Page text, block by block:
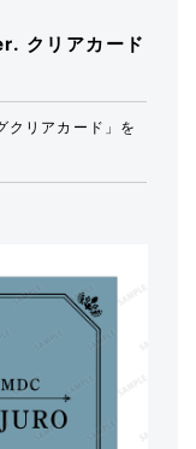
クリアカード
クリアカード」を